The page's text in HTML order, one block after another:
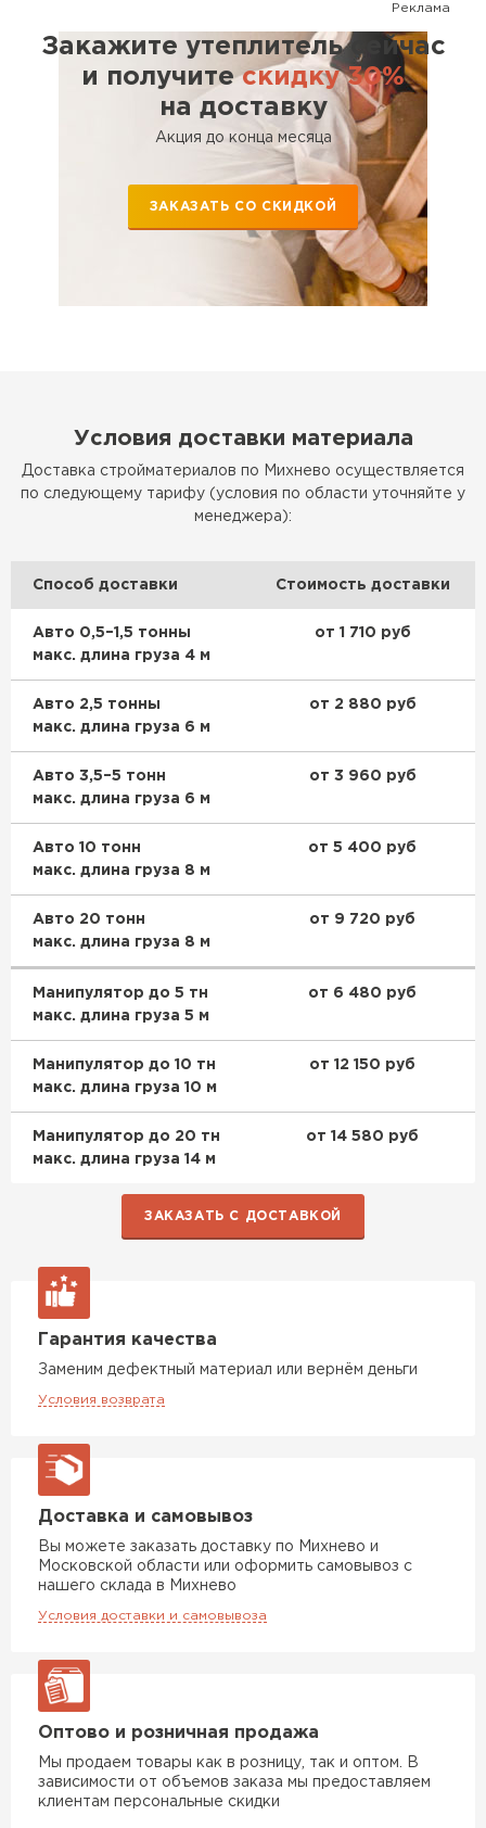
Реклама
Закажите утеплитель сейчас
и получитескидку 30%
на доставку
Акция до конца месяца
ЗАКАЗАТЬ СО СКИДКОЙ
Условия доставки материала
Доставка стройматериалов по Михнево осуществляется
по следующему тарифу (условия по области уточняйте у
менеджера):
Способ доставки Стоимость доставки
Авто 0,5–1,5 тонны
макс. длина груза 4 м
от 1 710 руб
Авто 2,5 тонны
макс. длина груза 6 м
от 2 880 руб
Авто 3,5–5 тонн
макс. длина груза 6 м
от 3 960 руб
Авто 10 тонн
макс. длина груза 8 м
от 5 400 руб
Авто 20 тонн
макс. длина груза 8 м
от 9 720 руб
Манипулятор до 5 тн
макс. длина груза 5 м
от 6 480 руб
Манипулятор до 10 тн
макс. длина груза 10 м
от 12 150 руб
Манипулятор до 20 тн
макс. длина груза 14 м
от 14 580 руб
ЗАКАЗАТЬ С ДОСТАВКОЙ
Гарантия качества
Заменим дефектный материал или вернём деньги
Условия возврата
Доставка и самовывоз
Вы можете заказать доставку по Михнево и
Московской области или оформить самовывоз с
нашего склада в Михнево
Условия доставки и самовывоза
Оптово и розничная продажа
Мы продаем товары как в розницу, так и оптом. В
зависимости от объемов заказа мы предоставляем
клиентам персональные скидки